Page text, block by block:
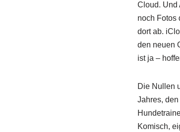
Cloud. Und
noch Fotos
dort ab.
den neuen
ist ja –
Die Nullen
Jahres,
Komisch,